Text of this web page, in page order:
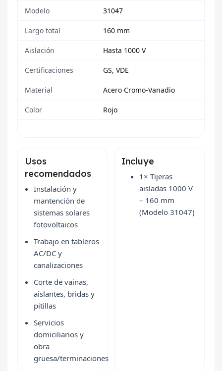
Modelo 31047
Largo total 160 mm
Aislación Hasta 1000 V
Certificaciones GS, VDE
Material Acero Cromo-Vanadio
Color Rojo
Usos
recomendados
Instalación y
mantención de
sistemas solares
fotovoltaicos
Trabajo en tableros
AC/DC y
canalizaciones
Corte de vainas,
aislantes, bridas y
pitillas
Servicios
domiciliarios y
obra
gruesa/terminaciones
Incluye
1× Tijeras
aisladas 1000 V
– 160 mm
(Modelo 31047)